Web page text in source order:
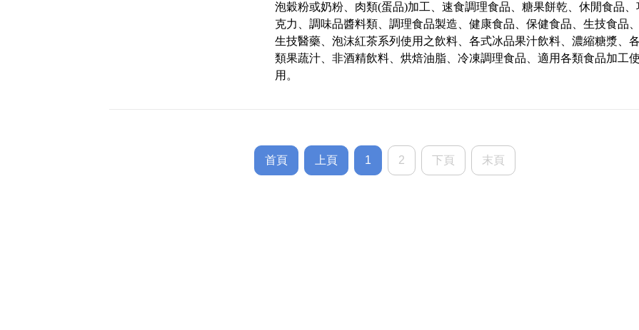
of 5
泡穀粉或奶粉、肉類(蛋品)加工、速食調理食品、糖果餅乾、休閒食品、
克力、調味品醬料類、調理食品製造、健康食品、保健食品、生技食品、
生技醫藥、泡沫紅茶系列使用之飲料、各式冰品果汁飲料、濃縮糖漿、各
類果蔬汁、非酒精飲料、烘焙油脂、冷凍調理食品、適用各類食品加工使
用。
首頁 上頁 1 2 下頁 末頁